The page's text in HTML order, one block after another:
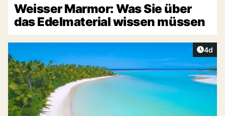
Weisser Marmor: Was Sie über
das Edelmaterial wissen müssen
4d